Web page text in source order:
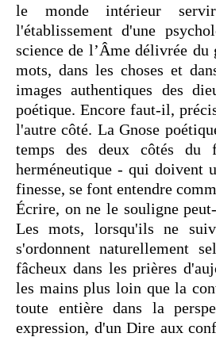
le monde intérieur
l'établissement d'une
science de l’Âme délivrée du
mots, dans les choses et
images authentiques des
poétique. Encore faut-il,
l'autre côté. La Gnose
temps des deux côtés du
herméneutique - qui doivent
finesse, se font entendre
Écrire, on ne le souligne
Les mots, lorsqu'ils ne
s'ordonnent naturellement
fâcheux dans les prières
les mains plus loin que la
toute entière dans la
expression, d'un Dire aux